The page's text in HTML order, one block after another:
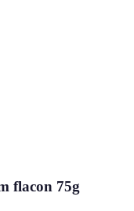
flacon 75g